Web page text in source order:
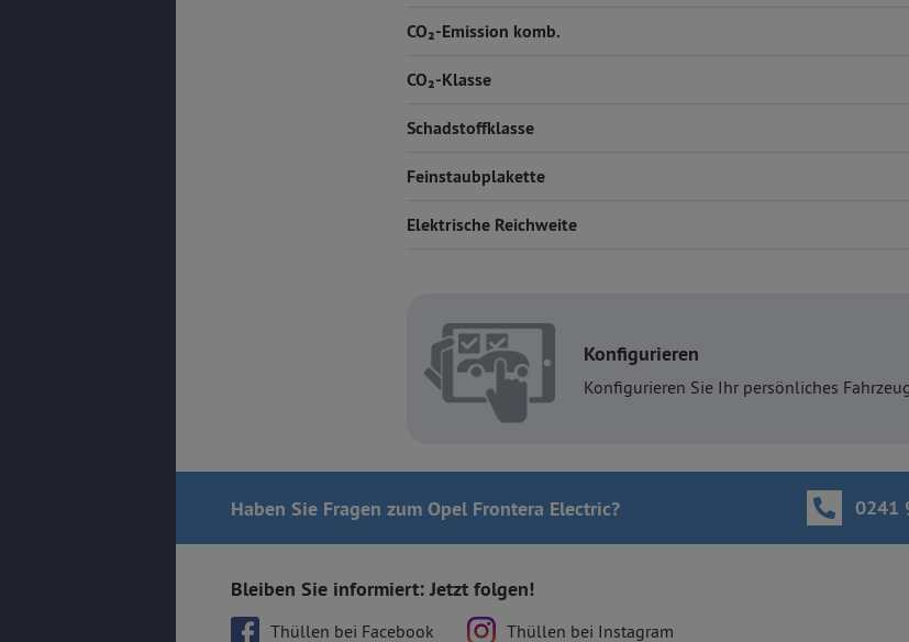
CO₂-Emission komb.
CO₂-Klasse
Schadstoffklasse
Feinstaubplakette
Elektrische Reichweite
Konfigurieren
Konfigurieren Sie Ihr persönliches
Haben Sie Fragen zum Opel Frontera Electric? 0241
Bleiben Sie informiert: Jetzt folgen!
Thüllen bei Facebook Thüllen bei Instagram